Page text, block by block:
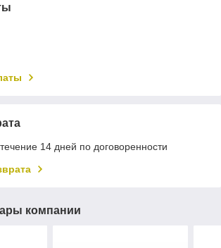
14 дней по договоренности
компании